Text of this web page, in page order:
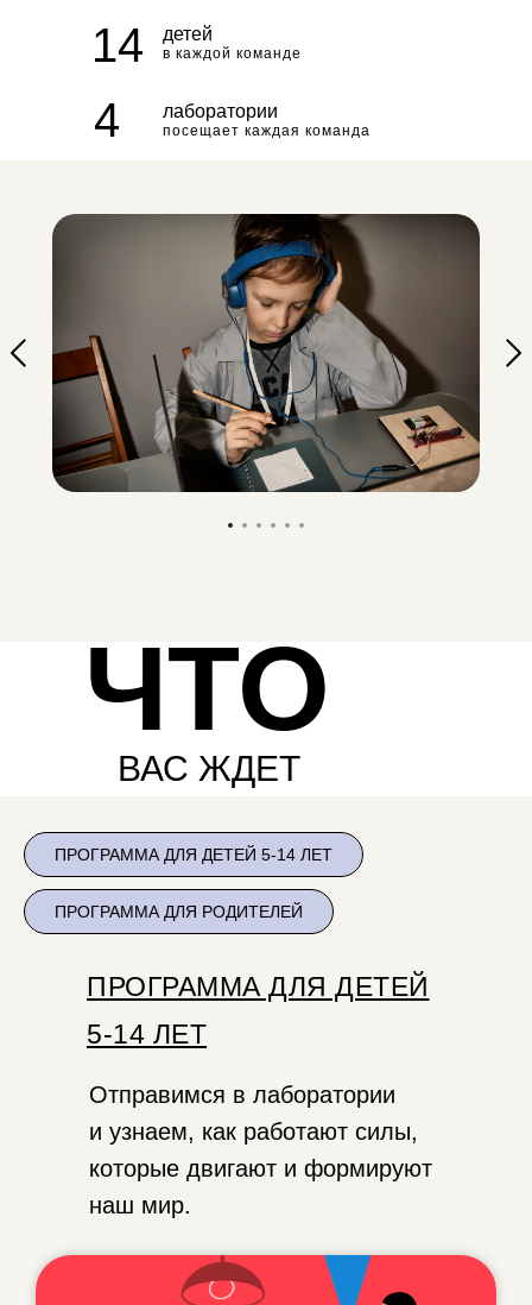
детей
в каждой команде
лаборатории
посещает каждая команда
14
4
ЧТО
ВАС ЖДЕТ
ПРОГРАММА ДЛЯ ДЕТЕЙ 5-14 ЛЕТ
ПРОГРАММА ДЛЯ РОДИТЕЛЕЙ
ПРОГРАММА ДЛЯ ДЕТЕЙ
5-14 ЛЕТ
Отправимся в лаборатории
и узнаем, как работают силы,
которые двигают и формируют
наш мир.